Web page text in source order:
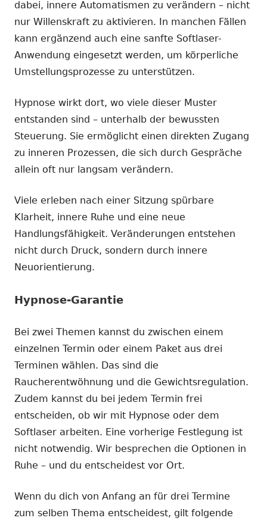
dabei, innere Automatismen zu verändern – nicht
nur Willenskraft zu aktivieren. In manchen Fällen
kann ergänzend auch eine sanfte Softlaser-
Anwendung eingesetzt werden, um körperliche
Umstellungsprozesse zu unterstützen.
Hypnose wirkt dort, wo viele dieser Muster
entstanden sind – unterhalb der bewussten
Steuerung. Sie ermöglicht einen direkten Zugang
zu inneren Prozessen, die sich durch Gespräche
allein oft nur langsam verändern.
Viele erleben nach einer Sitzung spürbare
Klarheit, innere Ruhe und eine neue
Handlungsfähigkeit. Veränderungen entstehen
nicht durch Druck, sondern durch innere
Neuorientierung.
Hypnose-Garantie
Bei zwei Themen kannst du zwischen einem
einzelnen Termin oder einem Paket aus drei
Terminen wählen. Das sind die
Raucherentwöhnung und die Gewichtsregulation.
Zudem kannst du bei jedem Termin frei
entscheiden, ob wir mit Hypnose oder dem
Softlaser arbeiten. Eine vorherige Festlegung ist
nicht notwendig. Wir besprechen die Optionen in
Ruhe – und du entscheidest vor Ort.
Wenn du dich von Anfang an für drei Termine
zum selben Thema entscheidest, gilt folgende